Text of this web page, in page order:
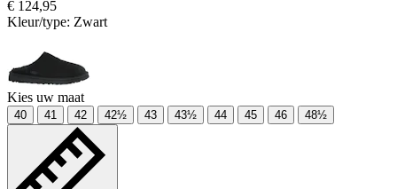
€ 124,95
Kleur/type: Zwart
Kies uw maat
40 41 42 42½ 43 43½ 44 45 46 48½